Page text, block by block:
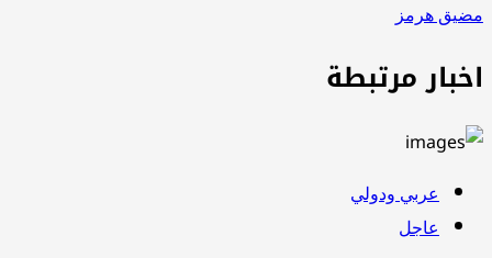
هرمز
مرتبطة
عربي ودولي
عاجل